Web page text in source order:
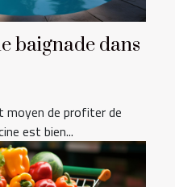
baignade dans
moyen de profiter de
est bien...